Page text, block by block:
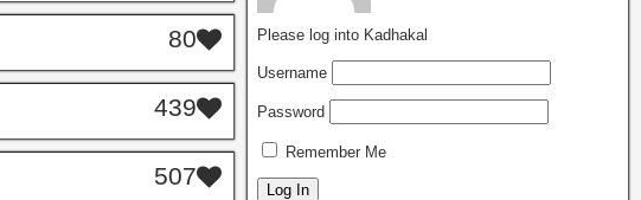
80
439
507
Please log into Kadhakal
Username
Password
Remember Me